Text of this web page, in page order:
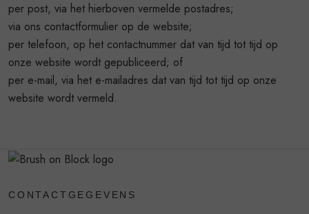
per post, via het hierboven vermelde postadres;
via ons contactformulier op de website;
per telefoon, op het contactnummer dat van tijd tot tijd op
onze website wordt gepubliceerd; of
per e-mail, via het e-mailadres dat van tijd tot tijd op onze
website wordt vermeld.
CONTACTGEGEVENS